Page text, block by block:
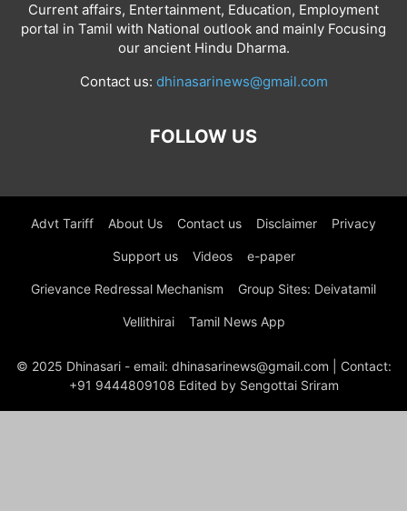
Current affairs, Entertainment, Education, Employment
portal in Tamil with National outlook and mainly Focusing
our ancient Hindu Dharma.
Contact us: dhinasarinews@gmail.com
FOLLOW US
Advt Tariff About Us Contact us Disclaimer Privacy
Support us Videos e-paper
Grievance Redressal Mechanism Group Sites: Deivatamil
Vellithirai Tamil News App
© 2025 Dhinasari - email: dhinasarinews@gmail.com | Contact:
+91 9444809108 Edited by Sengottai Sriram